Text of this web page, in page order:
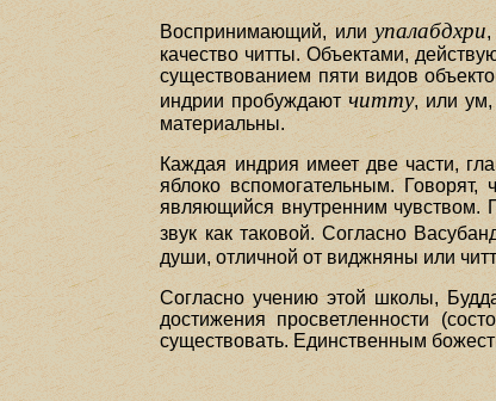
Воспринимающий, илиупалабдхри,
качество читты. Объектами,
существованием пяти видов
индрии пробуждаютчитту, или
материальны.
Каждая индрия имеет две части,
яблоко вспомогательным.
являющийся внутренним чувством.
звук как таковой. Согласно
души, отличной от виджняны или
Согласно учению этой школы,
достижения просветленности
существовать. Единственным